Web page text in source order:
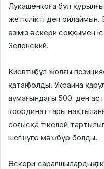
Лукашенкоға бұл
жеткілікті деп
өзіміз әскери соққымен
Зеленский.
Киевтің бұл жолғы
қатаң болды. Украина
аумағындағы 500-ден
координаттары
соғысқа тікелей
шегінуге мәжбүр болды.
Әскери сарапшылардың